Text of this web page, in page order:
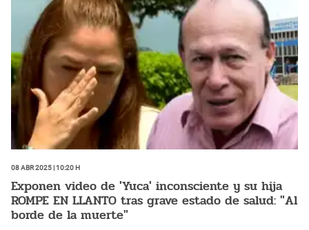
08 Abr 2025 | 10:20 h
Exponen video de 'Yuca' inconsciente y su hija
ROMPE EN LLANTO tras grave estado de salud: "Al
borde de la muerte"